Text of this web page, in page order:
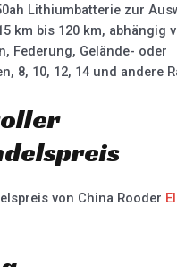
Lithiumbatterie zur
km bis 120 km, abhängig
Federung, Gelände- oder
8, 10, 12, 14 und andere
von China Rooder